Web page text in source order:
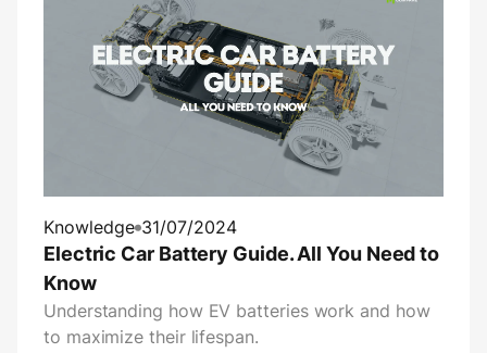
Knowledge 31/07/2024
Electric Car Battery Guide. All You Need to
Know
Understanding how EV batteries work and how
to maximize their lifespan.